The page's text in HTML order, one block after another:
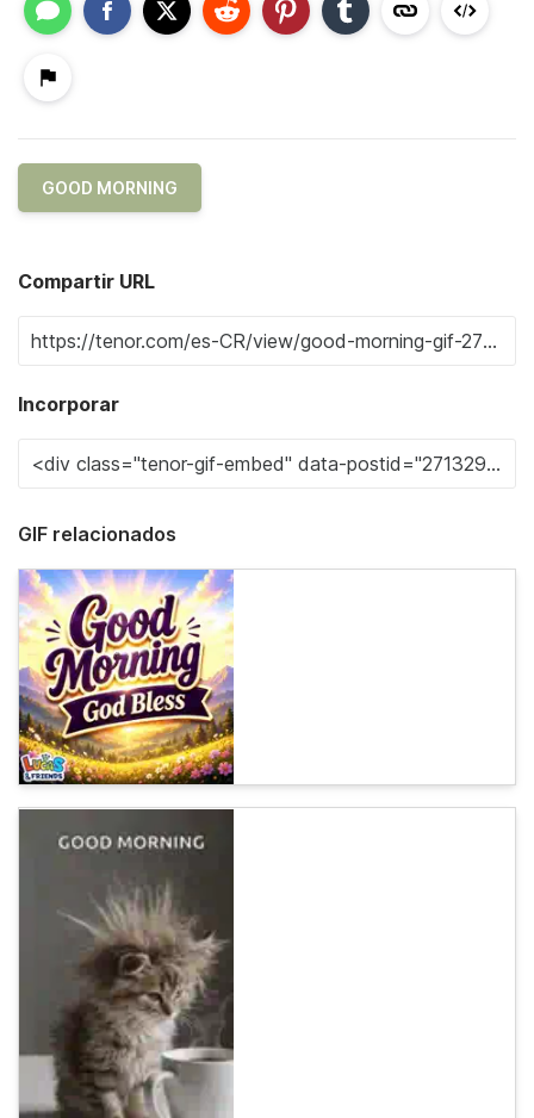
GOOD MORNING
Compartir URL
Incorporar
GIF relacionados